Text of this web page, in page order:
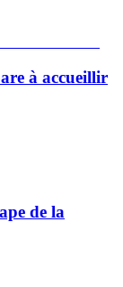
à accueillir
de la